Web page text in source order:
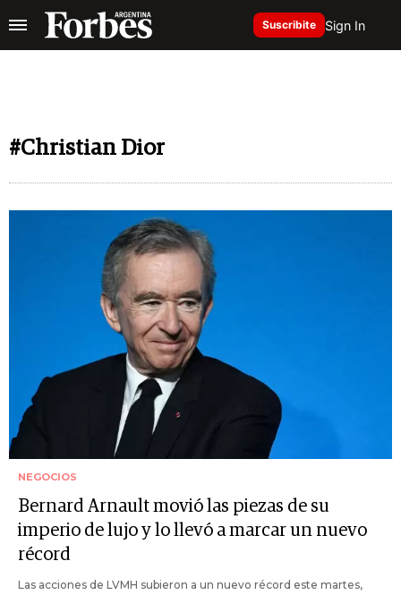
Suscribite Sign In
#Christian Dior
NEGOCIOS
Bernard Arnault movió las piezas de su
imperio de lujo y lo llevó a marcar un nuevo
récord
Las acciones de LVMH subieron a un nuevo récord este martes,